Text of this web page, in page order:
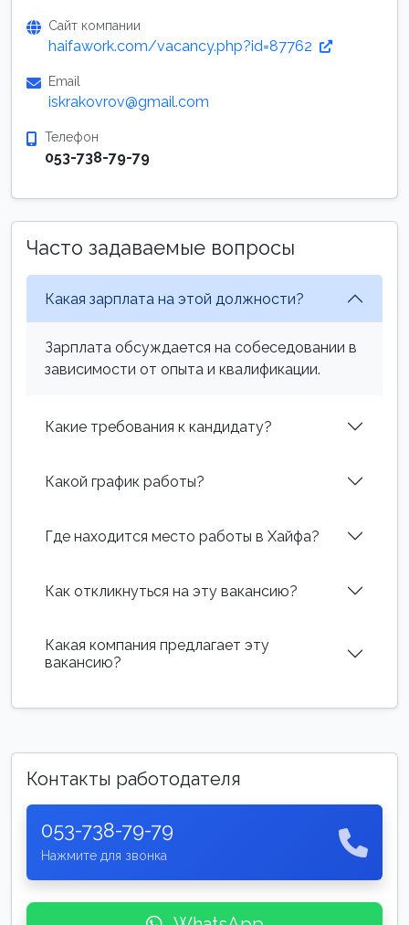
Сайт компании
haifawork.com/vacancy.php?id=87762
Email
iskrakovrov@gmail.com
Телефон
053-738-79-79
Часто задаваемые вопросы
Какая зарплата на этой должности?
Зарплата обсуждается на собеседовании в
зависимости от опыта и квалификации.
Какие требования к кандидату?
Какой график работы?
Где находится место работы в Хайфа?
Как откликнуться на эту вакансию?
Какая компания предлагает эту
вакансию?
Контакты работодателя
053-738-79-79
Нажмите для звонка